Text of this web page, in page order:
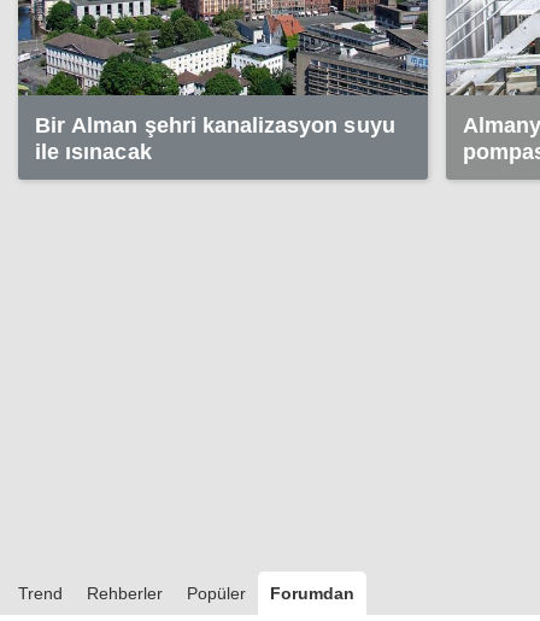
Bir Alman şehri kanalizasyon suyu
ile ısınacak
Trend Rehberler Popüler Forumdan